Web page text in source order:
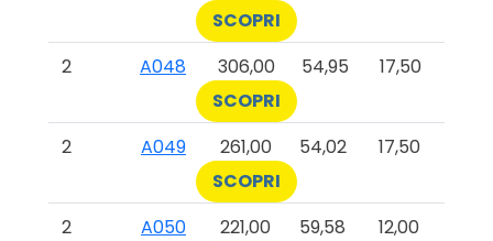
SCOPRI
2
A048 306,00 54,95
17,50
SCOPRI
2
A049 261,00 54,02
17,50
SCOPRI
2
A050 221,00 59,58
12,00